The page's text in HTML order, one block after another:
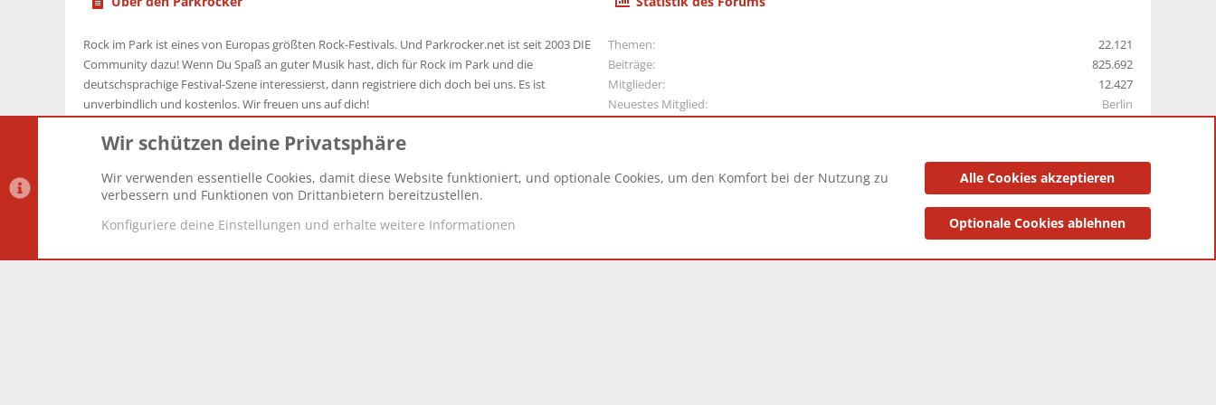
Rock im Park ist eines von Europas größten Rock-Festivals. Und Parkrocker.net ist seit 2003 DIE
Community dazu! Wenn Du Spaß an guter Musik hast, dich für Rock im Park und die
deutschsprachige Festival-Szene interessierst, dann registriere dich doch bei uns. Es ist
unverbindlich und kostenlos. Wir freuen uns auf dich!
Themen
22.121
Beiträge
825.692
Mitglieder
12.427
Neuestes Mitglied
Berlin
Datenschutz-Einstellungen PR Light Deutsch [Du] Datenschutzerklärung Impressum
Wir schützen deine Privatsphäre
Wir verwenden essentielle Cookies, damit diese Website funktioniert, und optionale Cookies, um den Komfort bei der Nutzung zu
verbessern und Funktionen von Drittanbietern bereitzustellen.
Konfiguriere deine Einstellungen und erhalte weitere Informationen
Alle Cookies akzeptieren
Optionale Cookies ablehnen